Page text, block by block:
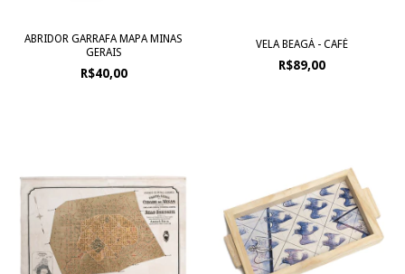
ABRIDOR GARRAFA MAPA MINAS
GERAIS
R$40,00
VELA BEAGÁ - CAFÉ
R$89,00